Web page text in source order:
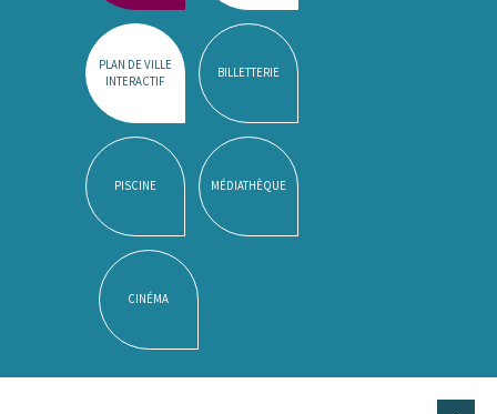
PLAN DE VILLE
INTERACTIF
BILLETTERIE
PISCINE MÉDIATHÈQUE
CINÉMA